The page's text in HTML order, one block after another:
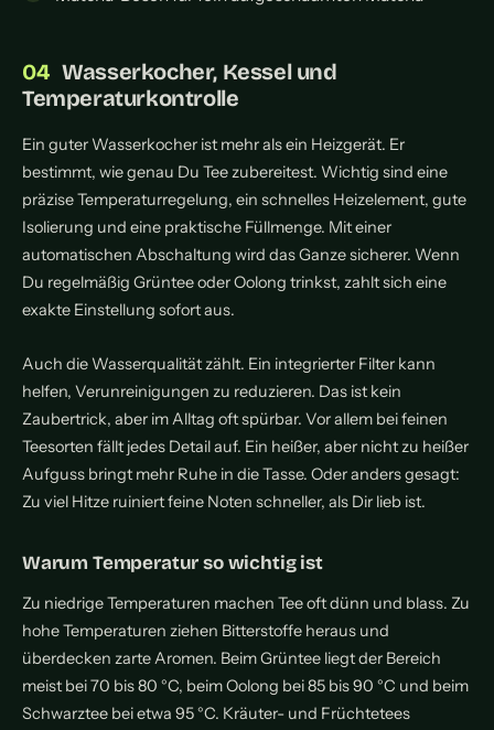
Wasserkocher, Kessel und
Temperaturkontrolle
Ein guter Wasserkocher ist mehr als ein Heizgerät. Er
bestimmt, wie genau Du Tee zubereitest. Wichtig sind eine
präzise Temperaturregelung, ein schnelles Heizelement, gute
Isolierung und eine praktische Füllmenge. Mit einer
automatischen Abschaltung wird das Ganze sicherer. Wenn
Du regelmäßig Grüntee oder Oolong trinkst, zahlt sich eine
exakte Einstellung sofort aus.
Auch die Wasserqualität zählt. Ein integrierter Filter kann
helfen, Verunreinigungen zu reduzieren. Das ist kein
Zaubertrick, aber im Alltag oft spürbar. Vor allem bei feinen
Teesorten fällt jedes Detail auf. Ein heißer, aber nicht zu heißer
Aufguss bringt mehr Ruhe in die Tasse. Oder anders gesagt:
Zu viel Hitze ruiniert feine Noten schneller, als Dir lieb ist.
Warum Temperatur so wichtig ist
Zu niedrige Temperaturen machen Tee oft dünn und blass. Zu
hohe Temperaturen ziehen Bitterstoffe heraus und
überdecken zarte Aromen. Beim Grüntee liegt der Bereich
meist bei 70 bis 80 °C, beim Oolong bei 85 bis 90 °C und beim
Schwarztee bei etwa 95 °C. Kräuter- und Früchtetees